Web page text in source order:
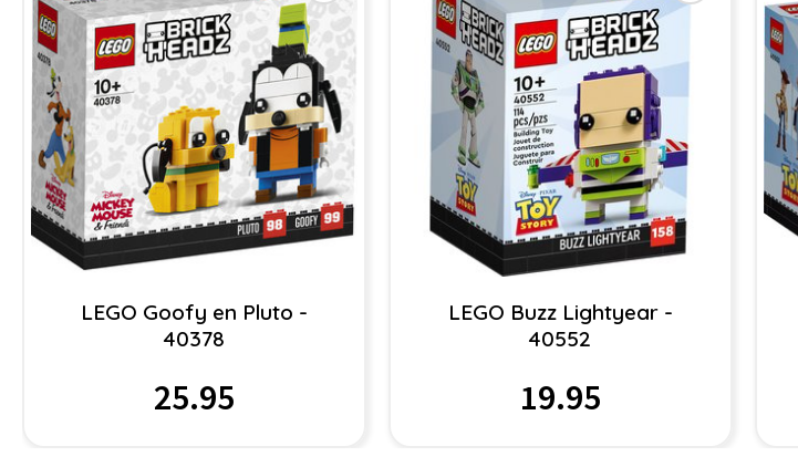
LEGO Goofy en Pluto -
40378
25.95
LEGO Buzz Lightyear -
40552
19.95